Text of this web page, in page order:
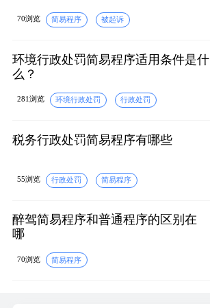
70浏览 简易程序 被起诉
环境行政处罚简易程序适用条件是什
么？
281浏览 环境行政处罚 行政处罚
税务行政处罚简易程序有哪些
55浏览 行政处罚 简易程序
醉驾简易程序和普通程序的区别在
哪
70浏览 简易程序